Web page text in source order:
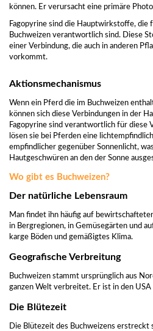
können. Er verursacht eine primäre
Fagopyrine sind die Hauptwirkstoffe, die
Buchweizen verantwortlich sind. Diese
einer Verbindung, die auch in anderen
vorkommt.
Aktionsmechanismus
Wenn ein Pferd die im Buchweizen
können sich diese Verbindungen in der
Fagopyrine sind verantwortlich für diese
lösen sie bei Pferden eine
empfindlicher gegenüber Sonnenlicht,
Hautgeschwüren an den der Sonne
Wo gibt es Buchweizen?
Der natürliche Lebensraum
Man findet ihn häufig auf
in Bergregionen, in Gemüsegärten und
karge Böden und gemäßigtes Klima.
Geografische Verbreitung
Buchweizen stammt ursprünglich aus
ganzen Welt verbreitet. Er ist in den USA
Die Blütezeit
Die Blütezeit des Buchweizens erstreckt